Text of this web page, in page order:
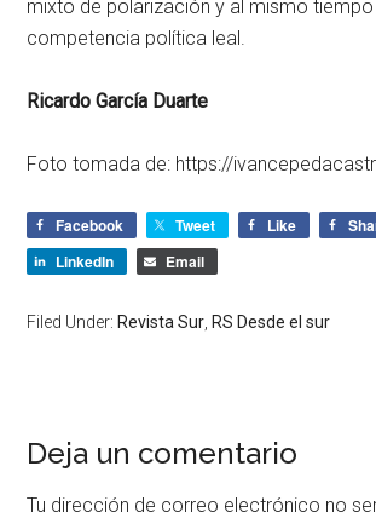
mixto de polarización y al mismo
competencia política leal.
Ricardo García Duarte
Foto tomada de: https://
Facebook Tweet Like
LinkedIn
Email
Filed Under: Revista Sur RS Desde el sur
Deja un comentario
Tu dirección de correo electrónico no